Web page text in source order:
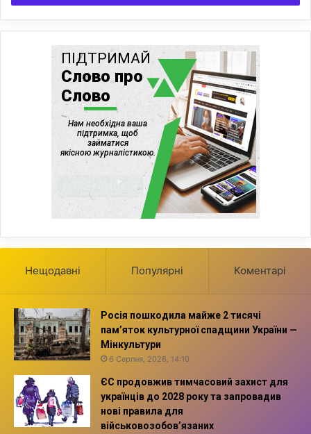
Нещодавні Популярні Коментарі
Росія пошкодила майже 2 тисячі
пам’яток культурної спадщини України —
Мінкультури
6 Серпня, 2026, 14:10
ЄС продовжив тимчасовий захист для
українців до 2028 року та запровадив
нові правила для
військовозобов’язаних